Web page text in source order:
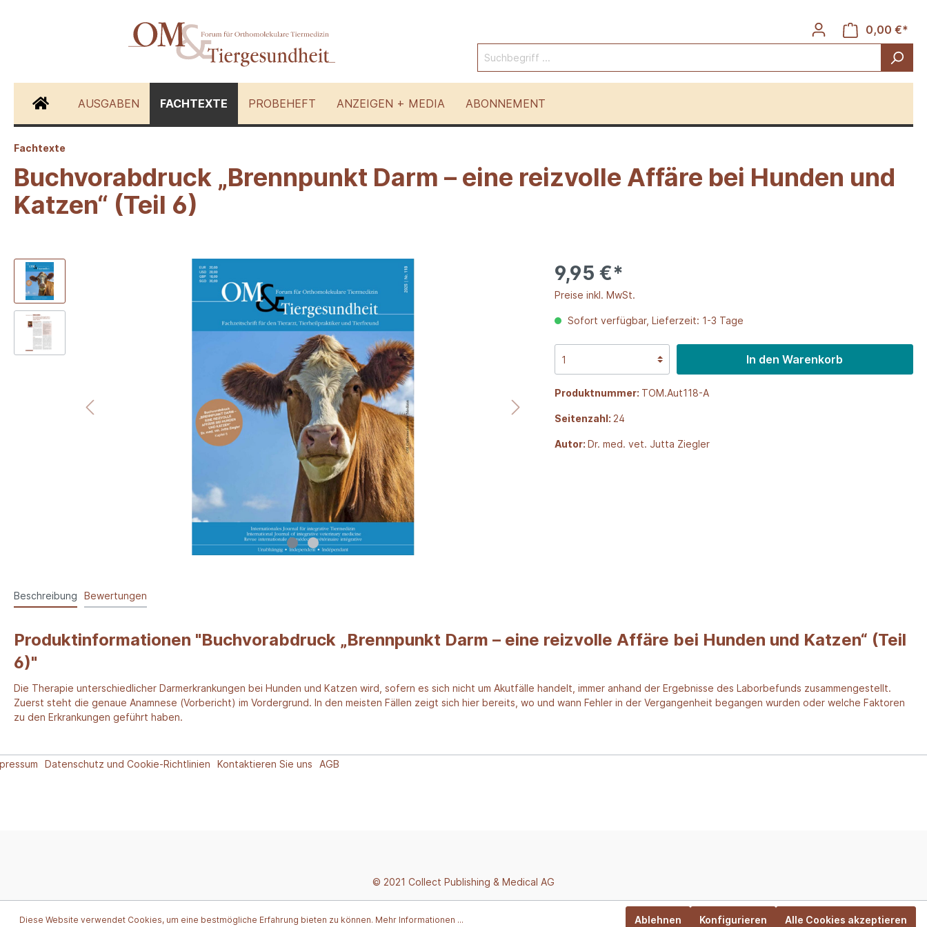
0,00 €*
AUSGABEN FACHTEXTE PROBEHEFT ANZEIGEN + MEDIA ABONNEMENT
Hunde
Fachtexte
Buchvorabdruck „Brennpunkt Darm – eine reizvolle Affäre bei Hunden und
Katzen“ (Teil 6)
9,95 €*
Preise inkl. MwSt.
Sofort verfügbar, Lieferzeit: 1-3 Tage
In den Warenkorb
Produktnummer: TOM.Aut118-A
Seitenzahl: 24
Autor: Dr. med. vet. Jutta Ziegler
Beschreibung Bewertungen
Produktinformationen "Buchvorabdruck „Brennpunkt Darm – eine reizvolle Affäre bei Hunden und Katzen“ (Teil
6)"
Die Therapie unterschiedlicher Darmerkrankungen bei Hunden und Katzen wird, sofern es sich nicht um Akutfälle handelt, immer anhand der Ergebnisse des Laborbefunds zusammengestellt.
Zuerst steht die genaue Anamnese (Vorbericht) im Vordergrund. In den meisten Fällen zeigt sich hier bereits, wo und wann Fehler in der Vergangenheit begangen wurden oder welche Faktoren
zu den Erkrankungen geführt haben.
Datenschutz und Cookie-Richtlinien Kontaktieren Sie uns AGB
© 2021 Collect Publishing & Medical AG
Diese Website verwendet Cookies, um eine bestmögliche Erfahrung bieten zu können. Mehr Informationen ... Ablehnen Konfigurieren Alle Cookies akzeptieren